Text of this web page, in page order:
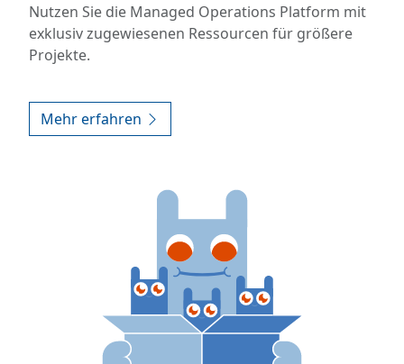
Nutzen Sie die Managed Operations Platform mit
exklusiv zugewiesenen Ressourcen für größere
Projekte.
Mehr erfahren